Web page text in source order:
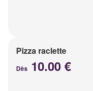
Pizza raclette
Dès 10.00 €